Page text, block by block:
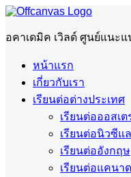
อคาเดมิค เวิลด์ ศูนย์แนะ
หน้าแรก
เกี่ยวกับเรา
เรียนต่อต่างประเทศ
เรียนต่อออสเต
เรียนต่อนิวซีแ
เรียนต่ออังกฤษ
เรียนต่อแคนา